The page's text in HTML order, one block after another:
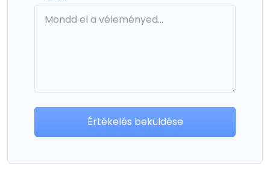
Értékelés beküldése